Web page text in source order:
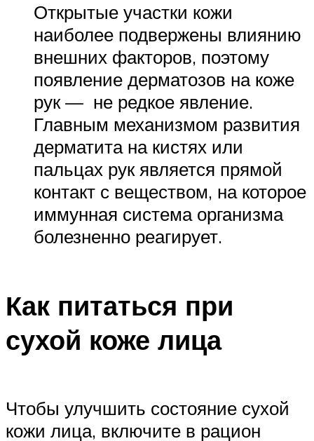
Открытые участки кожи
наиболее подвержены влиянию
внешних факторов, поэтому
появление дерматозов на коже
рук — не редкое явление.
Главным механизмом развития
дерматита на кистях или
пальцах рук является прямой
контакт с веществом, на которое
иммунная система организма
болезненно реагирует.
Как питаться при
сухой коже лица
Чтобы улучшить состояние сухой
кожи лица, включите в рацион